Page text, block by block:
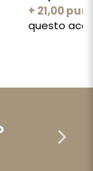
+ 21,00
questo